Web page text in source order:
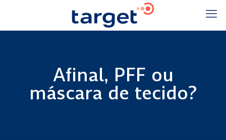
Afinal, PFF ou
máscara de tecido?